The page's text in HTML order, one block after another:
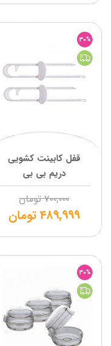
30%
قفل کابینت کشویی
دریم بی بی
۷۰۰,۰۰۰ تومان
۴۸۹,۹۹۹تومان
30%